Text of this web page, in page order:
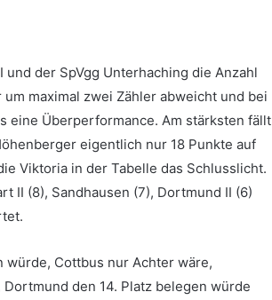
der SpVgg Unterhaching die Anzahl
maximal zwei Zähler abweicht und bei
eine Überperformance. Am stärksten fällt
eigentlich nur 18 Punkte auf
Viktoria in der Tabelle das Schlusslicht.
II (8), Sandhausen (7), Dortmund II (6)
würde, Cottbus nur Achter wäre,
den 14. Platz belegen würde